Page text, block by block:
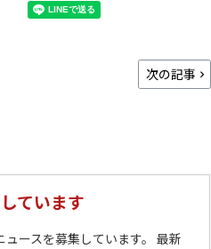
次の記事
ています
ースを募集しています。 最新